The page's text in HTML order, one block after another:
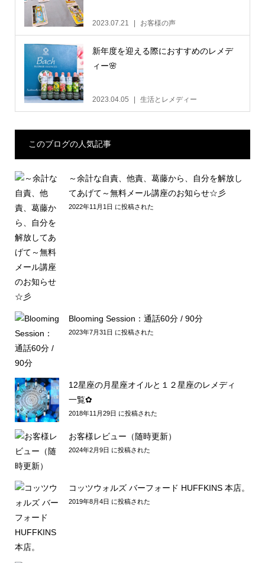
2023.07.21 お客様の声
新年度を迎える際におすすめのレメデ
ィー🌸
2023.04.05 生活とレメディー
このブログの人気記事
～余計な自責、他責、葛藤から、自分を解放し
てあげて～無料メール講座のお知らせ☆彡
2022年11月1日 に投稿された
Blooming Session：通話60分 / 90分
2023年7月31日 に投稿された
12星座の月星座オイルと１２星座のレメディ
一覧✿
2018年11月29日 に投稿された
お客様レビュー（随時更新）
2024年2月9日 に投稿された
コッツウォルズ バーフォード HUFFKINS 本店。
2019年8月4日 に投稿された